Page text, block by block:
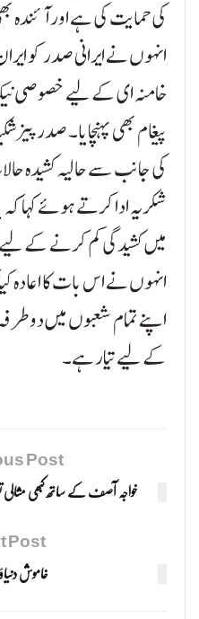
کی حمایت کی ہے اور آئندہ
انہوں نے ایرانی صدر کو
خامنہ ای کے لیے خصوصی
پیغام بھی پہنچایا۔ صدر
کی جانب سے حالیہ کشیدہ
شکریہ ادا کرتے ہوئے کہا کہ
میں کشیدگی کم کرنے کے لیے
انہوں نے اس بات کا اعادہ
اپنے تمام شعبوں میں
کے لیے تیار ہے۔
Post
خواجہ آصف کے ساتھ کبھی
Post
خاموش